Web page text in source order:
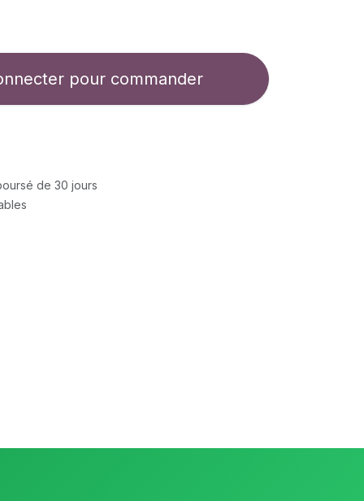
pour commander
de 30 jours